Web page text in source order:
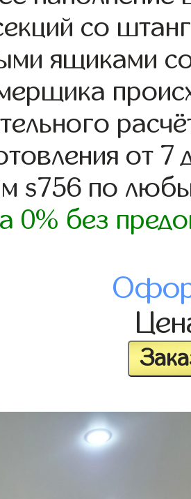
со
ящиками
от 7
s756 по
0% без